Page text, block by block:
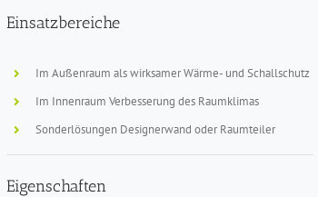
Einsatzbereiche
Im Außenraum als wirksamer Wärme- und Schallschutz
Im Innenraum Verbesserung des Raumklimas
Sonderlösungen Designerwand oder Raumteiler
Eigenschaften